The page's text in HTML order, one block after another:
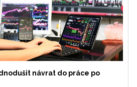
návrat do práce po